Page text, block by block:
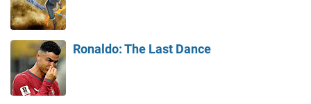
Ronaldo: The Last Dance